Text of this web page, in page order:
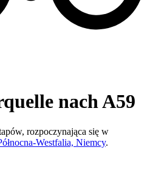
nach A59
rozpoczynająca się w
Westfalia, Niemcy.